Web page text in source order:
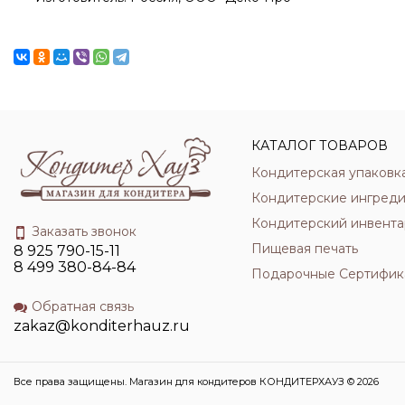
Заказать звонок
8 925 790-15-11
8 499 380-84-84
Обратная связь
zakaz@konditerhauz.ru
КАТАЛОГ ТОВАРОВ
Кондитерская
Кондитерские
Кондитерский
Пищевая печать
Подарочные
Все права защищены. Магазин для кондитеров КОНДИТЕРХАУЗ © 2026